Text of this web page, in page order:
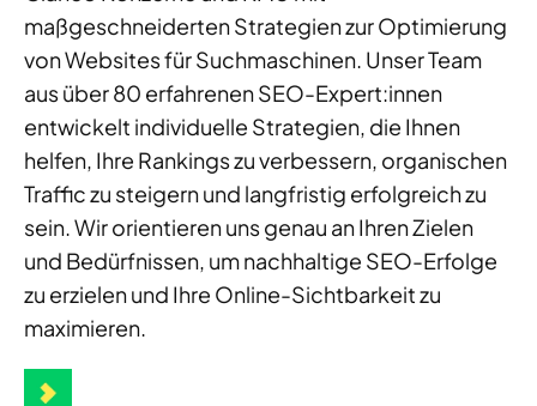
maßgeschneiderten Strategien zur Optimierung
von Websites für Suchmaschinen. Unser Team
aus über 80 erfahrenen SEO-Expert:innen
entwickelt individuelle Strategien, die Ihnen
helfen, Ihre Rankings zu verbessern, organischen
Traffic zu steigern und langfristig erfolgreich zu
sein. Wir orientieren uns genau an Ihren Zielen
und Bedürfnissen, um nachhaltige SEO-Erfolge
zu erzielen und Ihre Online-Sichtbarkeit zu
maximieren.